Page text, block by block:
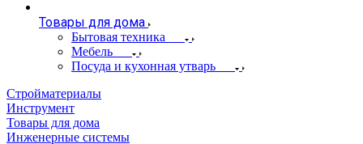
Товары для дома
Бытовая техника
Мебель
Посуда и кухонная утварь
Стройматериалы
Инструмент
Товары для дома
Инженерные системы